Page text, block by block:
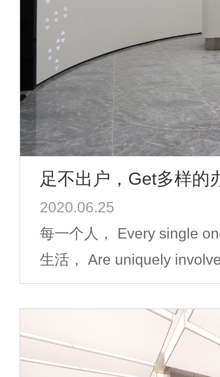
足不出户，Get多样的
2020.06.25
每一个人， Every single one of you, 都是以独一
生活， Are uniquely involved in urban life, 追求时尚现代的生活方
式； The pursuit of fashion and modern lifestyle; 追求优雅舒适的环
境； The pursuit of elegant and comfortable environment; 追求品质
生活；